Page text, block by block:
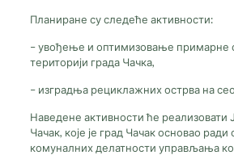
Планиране су следеће активности:
– увођење и оптимизовање примарне
територији града Чачка,
– изградња рециклажних острва на
Наведене активности ће реализовати
Чачак, које је град Чачак основао
комуналних делатности управљања